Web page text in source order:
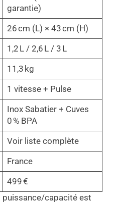
garantie)
26 cm (L) × 43 cm (H)
1,2 L / 2,6 L / 3 L
11,3 kg
1 vitesse + Pulse
Inox Sabatier + Cuves
0 % BPA
Voir liste complète
France
499 €
puissance/capacité est